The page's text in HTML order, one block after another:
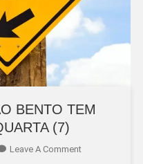
BENTO TEM
(7)
Leave A CommentOn